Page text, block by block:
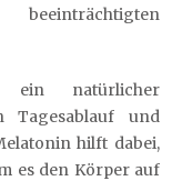
ein natürlicher
Tagesablauf und
hilft dabei,
es den Körper auf